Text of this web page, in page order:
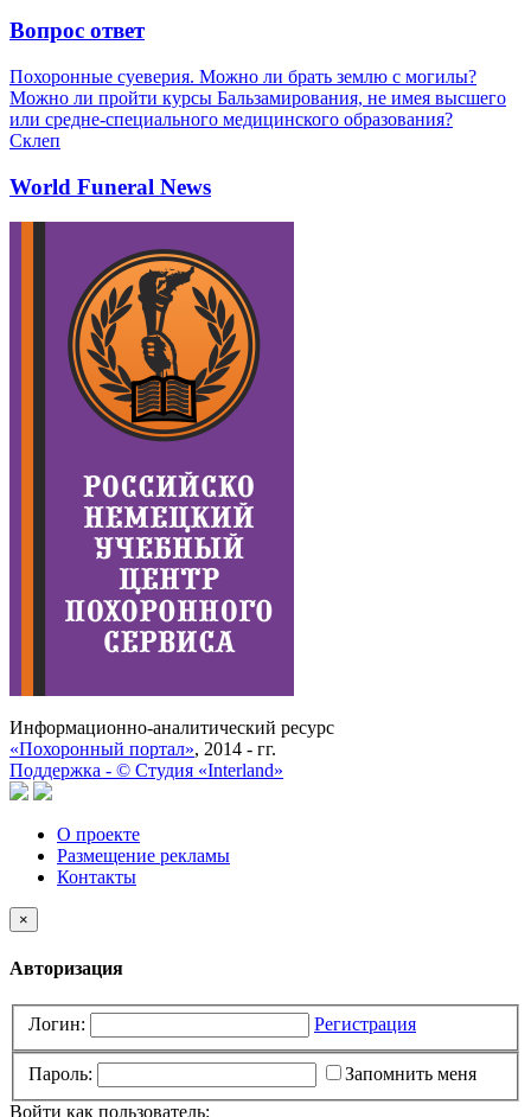
Вопрос ответ
Похоронные суеверия. Можно ли брать землю с могилы?
Можно ли пройти курсы Бальзамирования, не имея высшего
или средне-специального медицинского образования?
Склеп
World Funeral News
Информационно-аналитический ресурс
«Похоронный портал», 2014 - гг.
Поддержка - © Cтудия «Interland»
О проекте
Размещение рекламы
Контакты
×
Авторизация
Логин: Регистрация
Пароль:
Запомнить меня
Войти как пользователь: